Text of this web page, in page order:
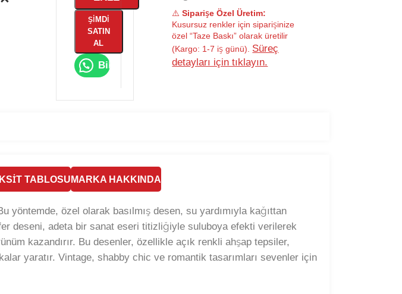
ŞIMDI
SATIN
AL
Bilgi Al
⚠️Siparişe Özel Üretim:
Kusursuz renkler için siparişinize
özel “Taze Baskı” olarak üretilir
(Kargo: 1-7 iş günü). Süreç
detayları için tıklayın.
TABLOSU MARKA HAKKINDA
özel olarak basılmış desen, su yardımıyla kağıttan
deseni, adeta bir sanat eseri titizliğiyle suluboya efekti verilerek
kazandırır. Bu desenler, özellikle açık renkli ahşap tepsiler,
yaratır. Vintage, shabby chic ve romantik tasarımları sevenler için